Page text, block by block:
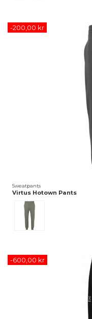
-200,00 kr
Sweatpants
Virtus Hotown Pants
Grön
-600,00 kr